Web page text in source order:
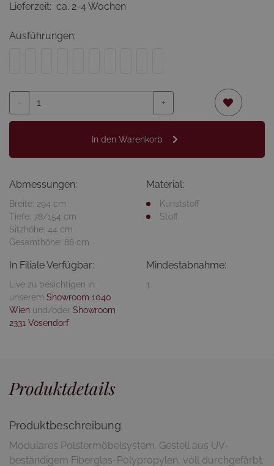
Lieferzeit: ca. 2-4 Wochen
Ausführungen:
- +
In den Warenkorb
Abmessungen:
Breite: 294 cm
Tiefe: 78/154 cm
Sitzhöhe: 44 cm
Gesamthöhe: 88 cm
Material:
Kunststoff
Stoff
In Filiale Verfügbar:
Live zu besichtigen in
unserem Showroom 1040
Wien und/oder Showroom
2331 Vösendorf
Mindestabnahme:
1
Produktdetails
Produktbeschreibung
Modulares Polstermöbelsystem. Gestell aus UV-
beständigem Fiberglas-Polypropylen, voll durchgefärbt.